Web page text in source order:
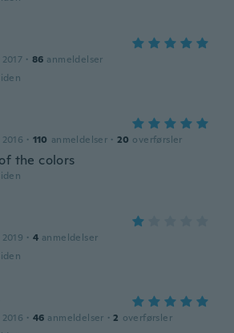
· 86 anmeldelser
· 110 anmeldelser · 20 overførsler
the colors
· 4 anmeldelser
· 46 anmeldelser · 2 overførsler